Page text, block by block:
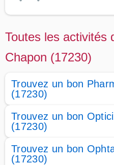
Toutes les activités
Chapon (17230)
Trouvez un bon
(17230)
Trouvez un bon
(17230)
Trouvez un bon
(17230)